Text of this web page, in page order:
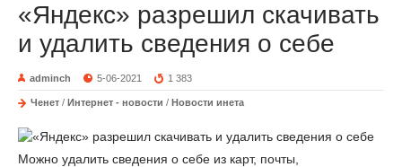
«Яндекс» разрешил скачивать
и удалить сведения о себе
adminch 5-06-2021 1 383
Ченет / Интернет - новости / Новости инета
Можно удалить сведения о себе из карт, почты,